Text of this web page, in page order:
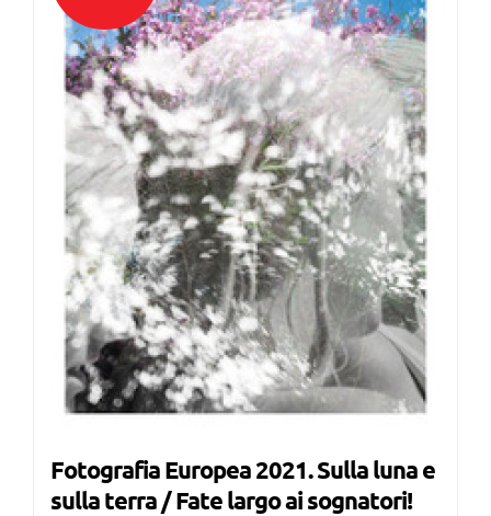
Fotografia Europea 2021. Sulla luna e
sulla terra / Fate largo ai sognatori!